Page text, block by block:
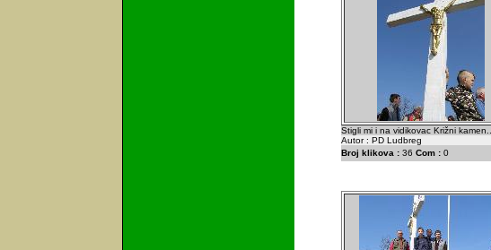
Stigli mi i na vidikovac Križni kamen...
Autor : PD Ludbreg
Broj klikova : 36 Com : 0